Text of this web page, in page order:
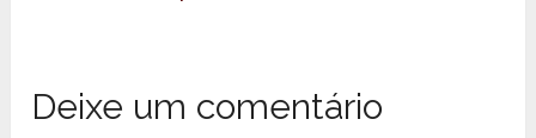
Deixe um comentário